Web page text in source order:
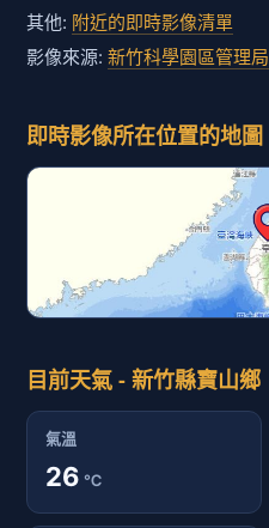
其他: 附近的即時影像清單
影像來源: 新竹科學園區管理局
即時影像所在位置的地圖
目前天氣 - 新竹縣寶山鄉
氣溫
26 ℃